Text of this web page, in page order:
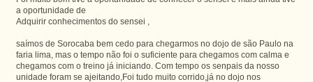
a oportunidade de
Adquirir conhecimentos do sensei ,
saímos de Sorocaba bem cedo para chegarmos no dojo de são Paulo na
faria lima, mas o tempo não foi o suficiente para chegamos com calma e
chegamos com o treino já iniciando. Com tempo os senpais da nosso
unidade foram se ajeitando,Foi tudo muito corrido,já no dojo nos